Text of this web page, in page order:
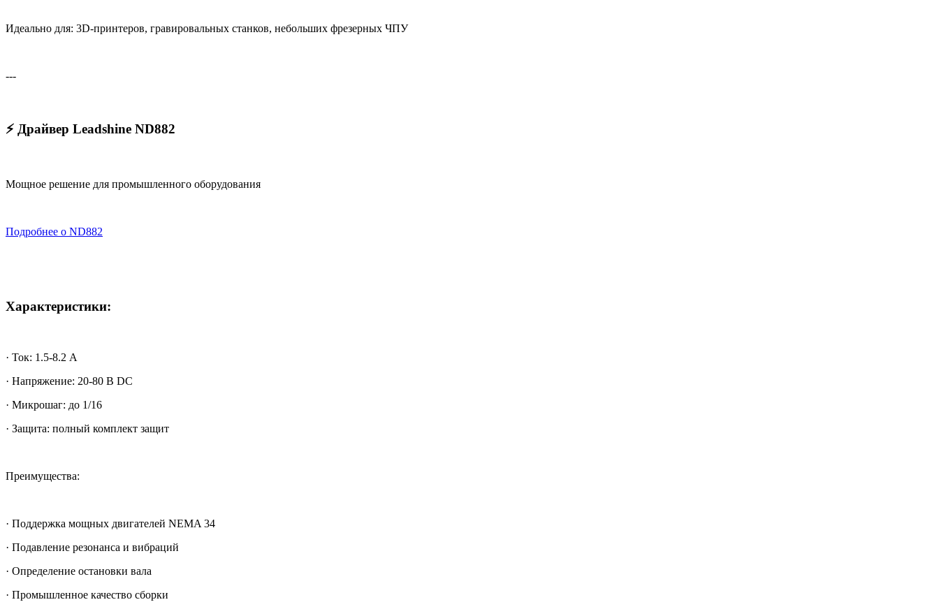
Идеально для: 3D-принтеров, гравировальных станков, небольших фрезерных ЧПУ
---
⚡ Драйвер Leadshine ND882
Мощное решение для промышленного оборудования
Подробнее о ND882
Характеристики:
· Ток: 1.5-8.2 А
· Напряжение: 20-80 В DC
· Микрошаг: до 1/16
· Защита: полный комплект защит
Преимущества:
· Поддержка мощных двигателей NEMA 34
· Подавление резонанса и вибраций
· Определение остановки вала
· Промышленное качество сборки